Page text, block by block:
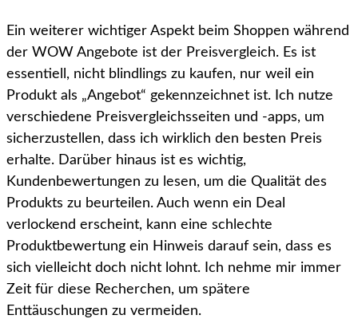
Ein weiterer wichtiger Aspekt beim Shoppen während
der WOW Angebote ist der Preisvergleich. Es ist
essentiell, nicht blindlings zu kaufen, nur weil ein
Produkt als „Angebot“ gekennzeichnet ist. Ich nutze
verschiedene Preisvergleichsseiten und -apps, um
sicherzustellen, dass ich wirklich den besten Preis
erhalte. Darüber hinaus ist es wichtig,
Kundenbewertungen zu lesen, um die Qualität des
Produkts zu beurteilen. Auch wenn ein Deal
verlockend erscheint, kann eine schlechte
Produktbewertung ein Hinweis darauf sein, dass es
sich vielleicht doch nicht lohnt. Ich nehme mir immer
Zeit für diese Recherchen, um spätere
Enttäuschungen zu vermeiden.